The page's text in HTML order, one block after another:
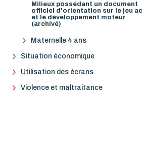
Milieux possédant un document
officiel d'orientation sur le jeu
et le développement moteur
(archivé)
Maternelle 4 ans
Situation économique
Utilisation des écrans
Violence et maltraitance